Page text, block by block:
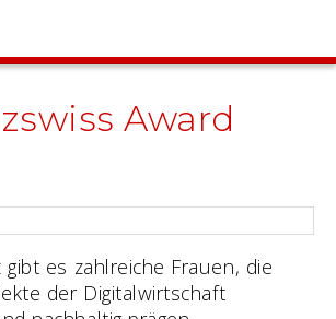
Award
gibt es zahlreiche Frauen, die
der Digitalwirtschaft